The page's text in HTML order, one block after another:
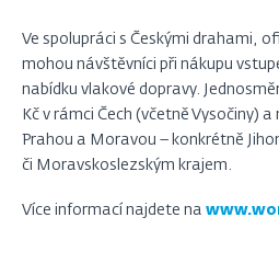
Ve spolupráci s Českými drahami,
mohou návštěvníci při nákupu
nabídku vlakové dopravy.
Kč v rámci Čech (včetně Vysočiny)
Prahou a Moravou – konkrétně
či Moravskoslezským krajem.
Více informací najdete na